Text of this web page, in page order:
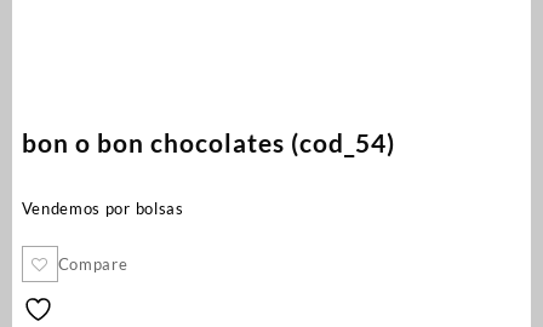
bon o bon chocolates (cod_54)
Vendemos por bolsas
Compare